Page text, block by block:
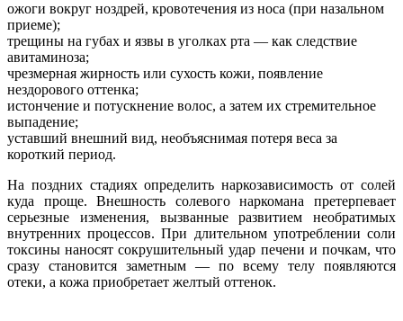
ожоги вокруг ноздрей, кровотечения из носа (при назальном
приеме);
трещины на губах и язвы в уголках рта — как следствие
авитаминоза;
чрезмерная жирность или сухость кожи, появление
нездорового оттенка;
истончение и потускнение волос, а затем их стремительное
выпадение;
уставший внешний вид, необъяснимая потеря веса за
короткий период.
На поздних стадиях определить наркозависимость от солей
куда проще. Внешность солевого наркомана претерпевает
серьезные изменения, вызванные развитием необратимых
внутренних процессов. При длительном употреблении соли
токсины наносят сокрушительный удар печени и почкам, что
сразу становится заметным — по всему телу появляются
отеки, а кожа приобретает желтый оттенок.